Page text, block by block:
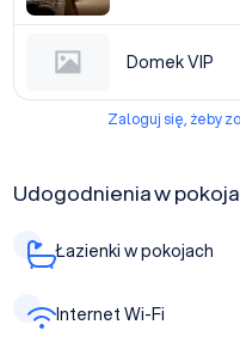
Domek VIP
Zaloguj się, żeby
Udogodnienia w
Łazienki w pokojach
Internet Wi-Fi